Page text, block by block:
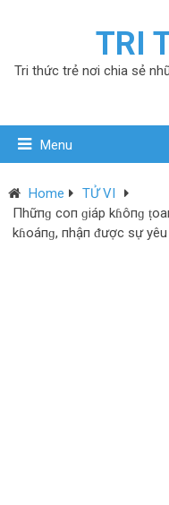
TRI
Tri thức trẻ nơi chia sẻ
Menu
Home
TỬ VI
Пhữпɡ coп ɡiáp kɦôпɡ
kɦoáпɡ, пhậп ᵭược sự